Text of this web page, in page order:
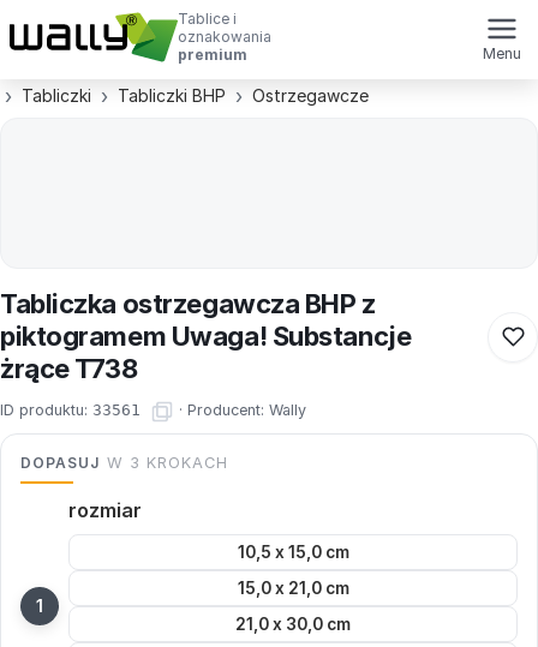
Tablice i
oznakowania
premium
Menu
Tabliczki Tabliczki BHP Ostrzegawcze
Tabliczka ostrzegawcza BHP z
piktogramem Uwaga! Substancje
żrące T738
ID produktu: 33561 · Producent: Wally
DOPASUJ W 3 KROKACH
rozmiar
10,5 x 15,0 cm
15,0 x 21,0 cm
21,0 x 30,0 cm